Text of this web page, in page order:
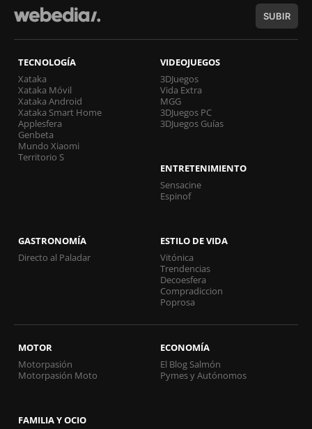
SUBIR
TECNOLOGÍA
Xataka
Xataka Móvil
Xataka Android
Xataka Smart Home
Applesfera
Genbeta
Mundo Xiaomi
Territorio S
VIDEOJUEGOS
3DJuegos
Vida Extra
MGG
3DJuegos PC
3DJuegos Guías
ENTRETENIMIENTO
Sensacine
Espinof
GASTRONOMÍA
Directo al Paladar
ESTILO DE VIDA
Vitónica
Trendencias
Decoesfera
Compradiccion
Poprosa
MOTOR
Motorpasión
Motorpasión Moto
ECONOMÍA
El Blog Salmón
Pymes y Autónomos
FAMILIA Y OCIO